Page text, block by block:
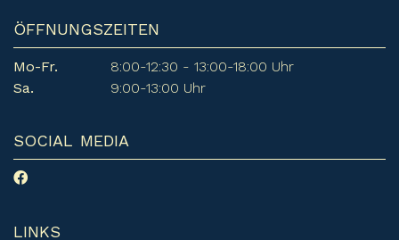
ÖFFNUNGSZEITEN
Mo-Fr.
8:00-12:30 - 13:00-18:00 Uhr
Sa.
9:00-13:00 Uhr
SOCIAL MEDIA
LINKS